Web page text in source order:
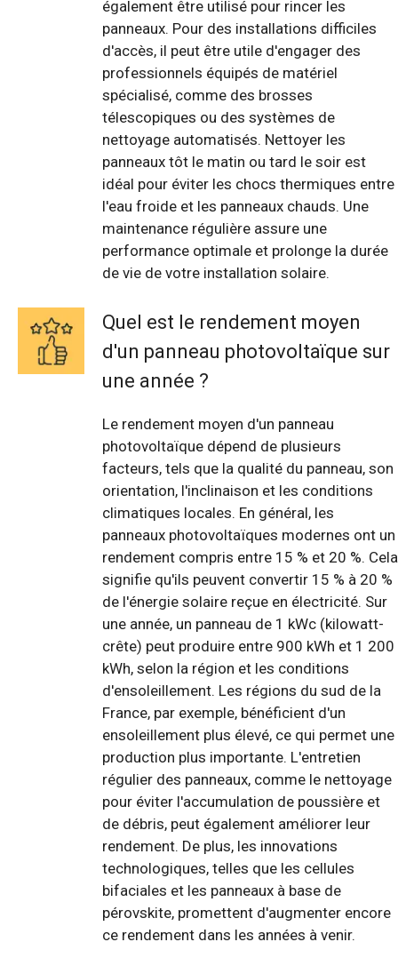
également être utilisé pour rincer les
panneaux. Pour des installations difficiles
d'accès, il peut être utile d'engager des
professionnels équipés de matériel
spécialisé, comme des brosses
télescopiques ou des systèmes de
nettoyage automatisés. Nettoyer les
panneaux tôt le matin ou tard le soir est
idéal pour éviter les chocs thermiques entre
l'eau froide et les panneaux chauds. Une
maintenance régulière assure une
performance optimale et prolonge la durée
de vie de votre installation solaire.
Quel est le rendement moyen
d'un panneau photovoltaïque sur
une année ?
Le rendement moyen d'un panneau
photovoltaïque dépend de plusieurs
facteurs, tels que la qualité du panneau, son
orientation, l'inclinaison et les conditions
climatiques locales. En général, les
panneaux photovoltaïques modernes ont un
rendement compris entre 15 % et 20 %. Cela
signifie qu'ils peuvent convertir 15 % à 20 %
de l'énergie solaire reçue en électricité. Sur
une année, un panneau de 1 kWc (kilowatt-
crête) peut produire entre 900 kWh et 1 200
kWh, selon la région et les conditions
d'ensoleillement. Les régions du sud de la
France, par exemple, bénéficient d'un
ensoleillement plus élevé, ce qui permet une
production plus importante. L'entretien
régulier des panneaux, comme le nettoyage
pour éviter l'accumulation de poussière et
de débris, peut également améliorer leur
rendement. De plus, les innovations
technologiques, telles que les cellules
bifaciales et les panneaux à base de
pérovskite, promettent d'augmenter encore
ce rendement dans les années à venir.